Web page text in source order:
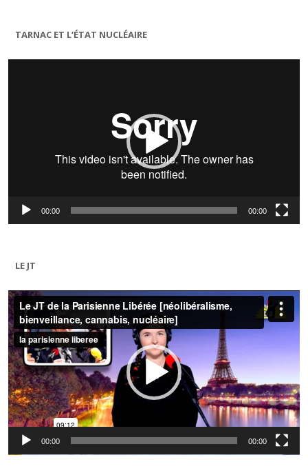
TARNAC ET L’ÉTAT NUCLÉAIRE
Lecteur
00:00 00:00
LE JT
Lecteur
vidéo
00:00 00:00